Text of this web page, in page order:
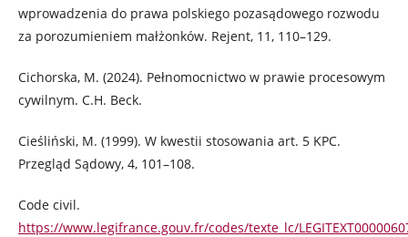
wprowadzenia do prawa polskiego pozasądowego rozwodu
za porozumieniem małżonków. Rejent, 11, 110–129.
Cichorska, M. (2024). Pełnomocnictwo w prawie procesowym
cywilnym. C.H. Beck.
Cieśliński, M. (1999). W kwestii stosowania art. 5 KPC.
Przegląd Sądowy, 4, 101–108.
Code civil.
https://www.legifrance.gouv.fr/codes/texte_lc/